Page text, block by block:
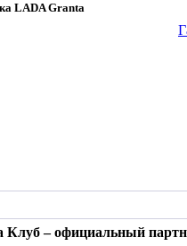
LADA Granta
Клуб – официальный